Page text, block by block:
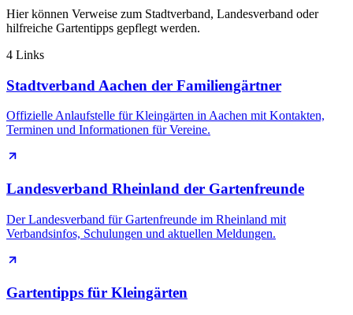
Hier können Verweise zum Stadtverband, Landesverband oder
hilfreiche Gartentipps gepflegt werden.
4 Links
Stadtverband Aachen der Familiengärtner
Offizielle Anlaufstelle für Kleingärten in Aachen mit Kontakten,
Terminen und Informationen für Vereine.
Landesverband Rheinland der Gartenfreunde
Der Landesverband für Gartenfreunde im Rheinland mit
Verbandsinfos, Schulungen und aktuellen Meldungen.
Gartentipps für Kleingärten